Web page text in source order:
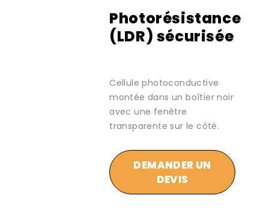
Photorésistance
(LDR) sécurisée
Cellule photoconductive
montée dans un boîtier noir
avec une fenêtre
transparente sur le côté.
DEMANDER UN
DEVIS